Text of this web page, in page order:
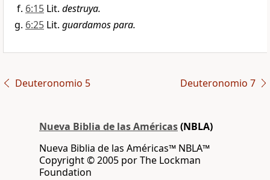
6:15 Lit. destruya.
6:25 Lit. guardamos para.
Deuteronomio 5 Deuteronomio 7
Nueva Biblia de las Américas(NBLA)
Nueva Biblia de las Américas™ NBLA™
Copyright © 2005 por The Lockman
Foundation